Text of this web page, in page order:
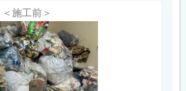
＜施工前＞